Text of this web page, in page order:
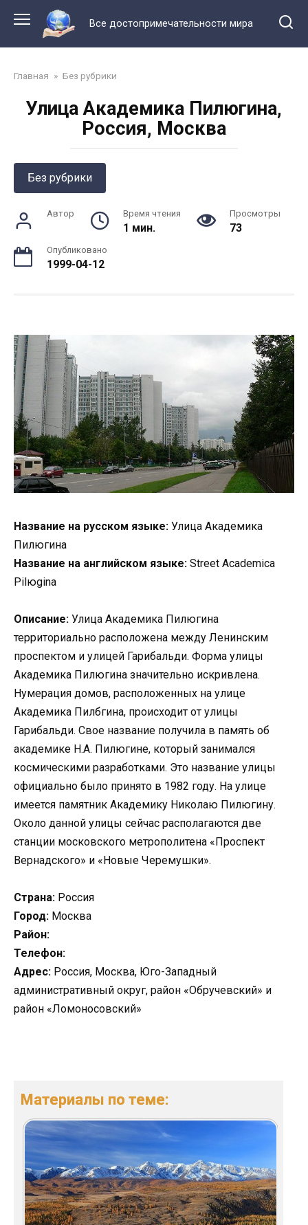
контенту
Все достопримечательности мира
Главная » Без рубрики
Улица Академика Пилюгина,
Россия, Москва
Без рубрики
Автор Время чтения
1 мин.
Просмотры
73
Опубликовано
1999-04-12
Название на русском языке: Улица Академика
Пилюгина
Название на английском языке: Street Academica
Pilюgina
Описание: Улица Академика Пилюгина
территориально расположена между Ленинским
проспектом и улицей Гарибальди. Форма улицы
Академика Пилюгина значительно искривлена.
Нумерация домов, расположенных на улице
Академика Пилбгина, происходит от улицы
Гарибальди. Свое название получила в память об
академике Н.А. Пилюгине, который занимался
космическими разработками. Это название улицы
официально было принято в 1982 году. На улице
имеется памятник Академику Николаю Пилюгину.
Около данной улицы сейчас располагаются две
станции московского метрополитена «Проспект
Вернадского» и «Новые Черемушки».
Страна: Россия
Город: Москва
Район:
Телефон:
Адрес: Россия, Москва, Юго-Западный
административный округ, район «Обручевский» и
район «Ломоносовский»
Материалы по теме: